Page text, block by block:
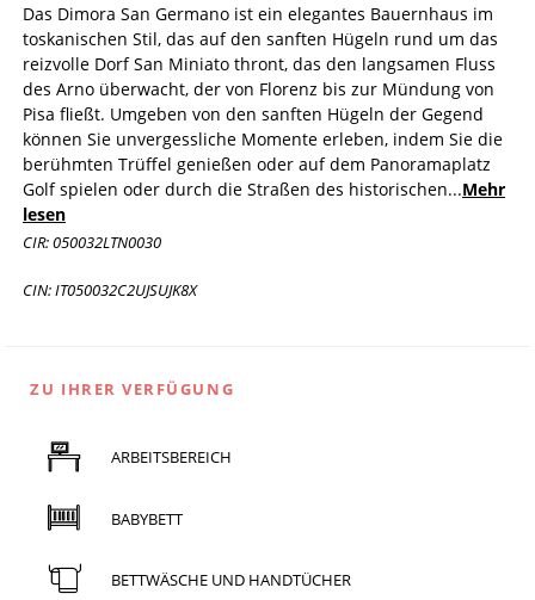
Das Dimora San Germano ist ein elegantes Bauernhaus im
toskanischen Stil, das auf den sanften Hügeln rund um das
reizvolle Dorf San Miniato thront, das den langsamen Fluss
des Arno überwacht, der von Florenz bis zur Mündung von
Pisa fließt. Umgeben von den sanften Hügeln der Gegend
können Sie unvergessliche Momente erleben, indem Sie die
berühmten Trüffel genießen oder auf dem Panoramaplatz
Golf spielen oder durch die Straßen des historischen...Mehr
lesen
CIR: 050032LTN0030
CIN: IT050032C2UJSUJK8X
ZU IHRER VERFÜGUNG
ARBEITSBEREICH
BABYBETT
BETTWÄSCHE UND HANDTÜCHER